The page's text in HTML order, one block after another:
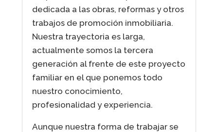
dedicada a las obras, reformas y otros
trabajos de promoción inmobiliaria.
Nuestra trayectoria es larga,
actualmente somos la tercera
generación al frente de este proyecto
familiar en el que ponemos todo
nuestro conocimiento,
profesionalidad y experiencia.
Aunque nuestra forma de trabajar se